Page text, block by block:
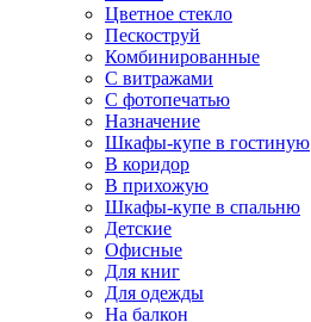
Цветное стекло
Пескоструй
Комбинированные
С витражами
С фотопечатью
Назначение
Шкафы-купе в гостиную
В коридор
В прихожую
Шкафы-купе в спальню
Детские
Офисные
Для книг
Для одежды
На балкон